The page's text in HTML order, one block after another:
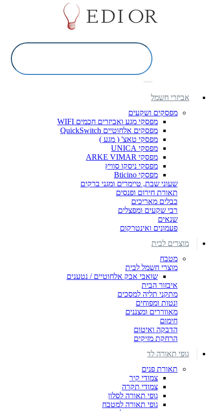
אביזרי חשמל
מפסקים ושקעים
מפסקי מגע ואביזרים חכמים WIFI
מפסקים אלחוטיים QuickSwitch
מפסקי טאצ' ( מגע )
מפסקי UNICA
מפסקי ARKE VIMAR
מפסקי ניסקו סוויץ
מפסקי Bticino
שעוני שבת, טיימרים ומגני ברקים
תאורת חירום ופנסים
כבלים מאריכים
רבי שקעים ומפצלים
שנאים
פעמונים ואינטרקום
מוצרים לבית
מטבח
מוצרי חשמל לבית
שואבי אבק אלחוטיים / נטענים
איבזור הבית
מתקני תליה למסכים
ונטות ומפוחים
מאווררים ומצננים
חימום
הדבקה ואיטום
הרחקת מזיקים
גופי תאורה לד
תאורת פנים
צמודי קיר
צמודי תקרה
גופי תאורה לסלון
גופי תאורה למטבח